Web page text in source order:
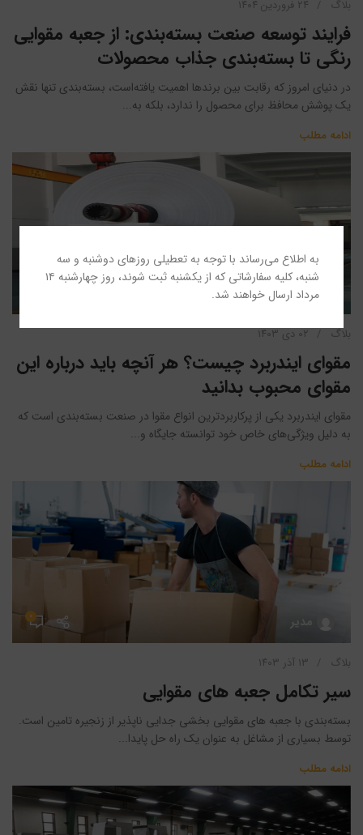
به اطلاع می‌رساند با توجه به تعطیلی روزهای دوشنبه و سه
شنبه، کلیه سفارشاتی که از یکشنبه ثبت شوند، روز چهارشنبه ۱۴
مرداد ارسال خواهند شد.
بلاگ ۲۴ فروردین ۱۴۰۴
فرایند توسعه صنعت بسته‌بندی: از جعبه مقوایی
رنگی تا بسته‌بندی جذاب محصولات
در دنیای امروز که رقابت بین برندها اهمیت یافته‌است، بسته‌بندی تنها نقش
یک پوشش محافظ برای محصول را ندارد، بلکه به...
ادامه مطلب
مدیر
بلاگ ۰۲ دی ۱۴۰۳
مقوای ایندربرد چیست؟ هر آنچه باید درباره این
مقوای محبوب بدانید
مقوای ایندربرد یکی از پرکاربردترین انواع مقوا در صنعت بسته‌بندی است که
به دلیل ویژگی‌های خاص خود توانسته جایگاه و...
ادامه مطلب
مدیر ۰
بلاگ ۱۳ آذر ۱۴۰۳
سیر تکامل جعبه های مقوایی
بسته‌بندی با جعبه های مقوایی بخشی جدایی ناپذیر از زنجیره تامین است.
توسط بسیاری از مشاغل به عنوان یک راه حل پایدا...
ادامه مطلب